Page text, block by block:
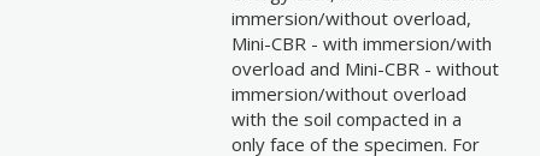
immersion/without overload,
Mini-CBR - with immersion/with
overload and Mini-CBR - without
immersion/without overload
with the soil compacted in a
only face of the specimen. For